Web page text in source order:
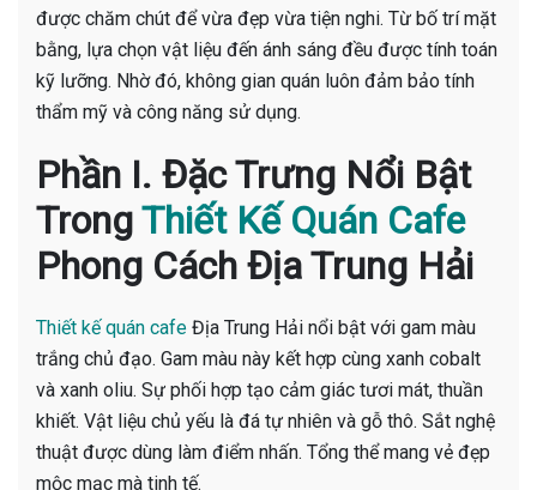
được chăm chút để vừa đẹp vừa tiện nghi. Từ bố trí mặt
bằng, lựa chọn vật liệu đến ánh sáng đều được tính toán
kỹ lưỡng. Nhờ đó, không gian quán luôn đảm bảo tính
thẩm mỹ và công năng sử dụng.
Phần I. Đặc Trưng Nổi Bật
TrongThiết Kế Quán Cafe
Phong Cách Địa Trung Hải
Thiết kế quán cafe Địa Trung Hải nổi bật với gam màu
trắng chủ đạo. Gam màu này kết hợp cùng xanh cobalt
và xanh oliu. Sự phối hợp tạo cảm giác tươi mát, thuần
khiết. Vật liệu chủ yếu là đá tự nhiên và gỗ thô. Sắt nghệ
thuật được dùng làm điểm nhấn. Tổng thể mang vẻ đẹp
mộc mạc mà tinh tế.